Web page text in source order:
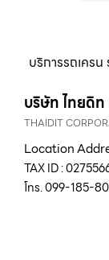
บริการรถเคร
บริษัท ไทยดิท
THAIDIT
Location
TAX ID :
โทร. 099-185-